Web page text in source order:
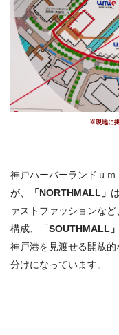
※現地に
神戸ハーバーランドｕ
が、
「NORTHMALL」
ァストファッションな
構成、「SOUTHMALL」
神戸港を見渡せる開放的
分けになっています。